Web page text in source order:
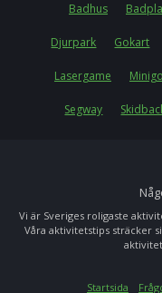
Badhus
Djurpark Gokart
Lasergame
Segway
Vi är Sveriges roligaste
Våra aktivitetstips sträcker
Startsida